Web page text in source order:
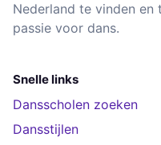
Nederland te vinden
passie voor dans.
Snelle links
Dansscholen zoeken
Dansstijlen